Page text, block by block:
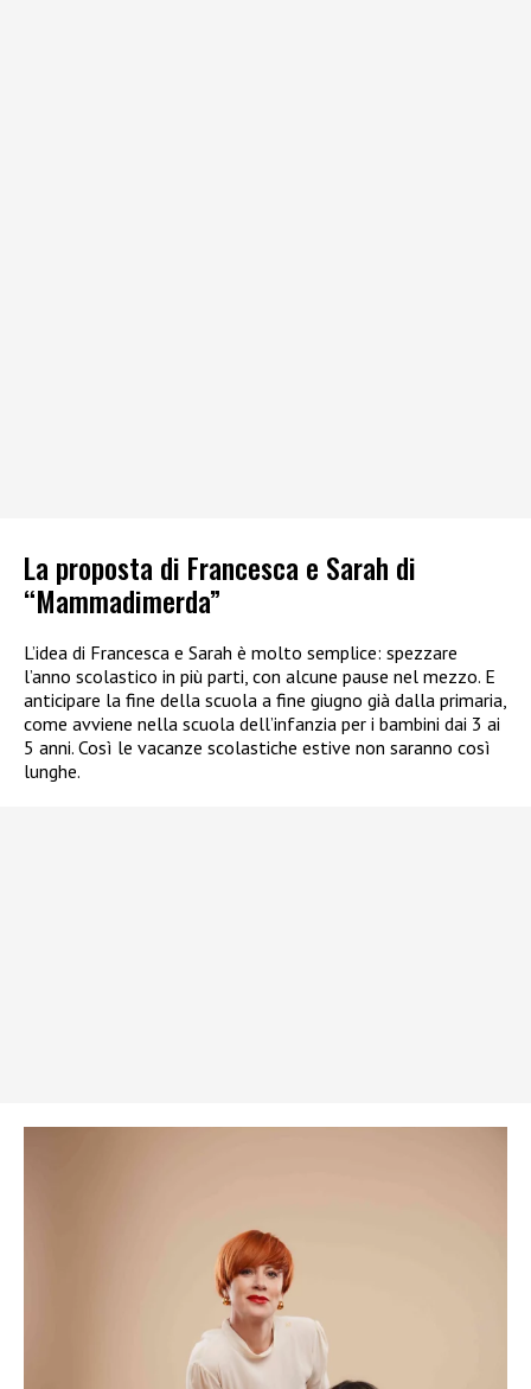
La proposta di Francesca e Sarah di
“Mammadimerda”
L’idea di Francesca e Sarah è molto semplice: spezzare
l’anno scolastico in più parti, con alcune pause nel mezzo. E
anticipare la fine della scuola a fine giugno già dalla primaria,
come avviene nella scuola dell’infanzia per i bambini dai 3 ai
5 anni. Così le vacanze scolastiche estive non saranno così
lunghe.